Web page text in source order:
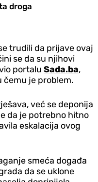
droga
trudili da prijave ovaj
se da su njihovi
portalu Sada.ba,
čemu je problem.
već se deponija
da je potrebno hitno
eskalacija ovog
smeća događa
da se uklone